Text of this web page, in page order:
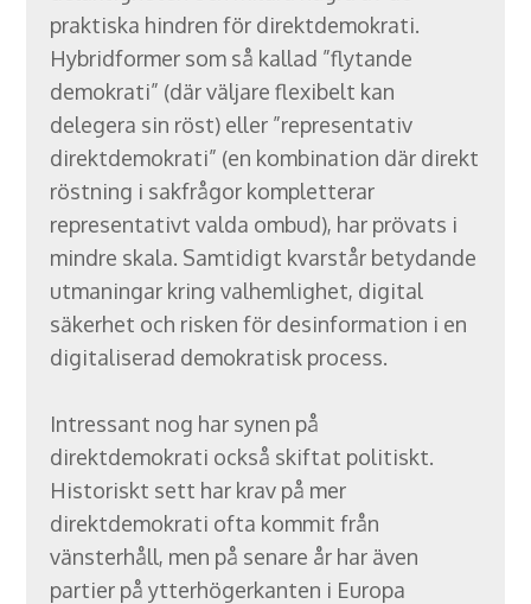
praktiska hindren för direktdemokrati.
Hybridformer som så kallad ”flytande
demokrati” (där väljare flexibelt kan
delegera sin röst) eller ”representativ
direktdemokrati” (en kombination där direkt
röstning i sakfrågor kompletterar
representativt valda ombud), har prövats i
mindre skala. Samtidigt kvarstår betydande
utmaningar kring valhemlighet, digital
säkerhet och risken för desinformation i en
digitaliserad demokratisk process.
Intressant nog har synen på
direktdemokrati också skiftat politiskt.
Historiskt sett har krav på mer
direktdemokrati ofta kommit från
vänsterhåll, men på senare år har även
partier på ytterhögerkanten i Europa